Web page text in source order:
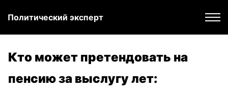
Политический эксперт
Кто может претендовать на
пенсию за выслугу лет: